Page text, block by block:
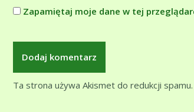
Zapamiętaj moje dane w tej
Ta strona używa Akismet do redukcji spamu.